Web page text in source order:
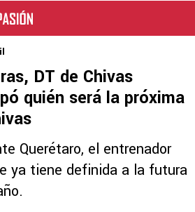
DT de Chivas
quién será la próxima
Querétaro, el entrenador
ya tiene definida a la futura